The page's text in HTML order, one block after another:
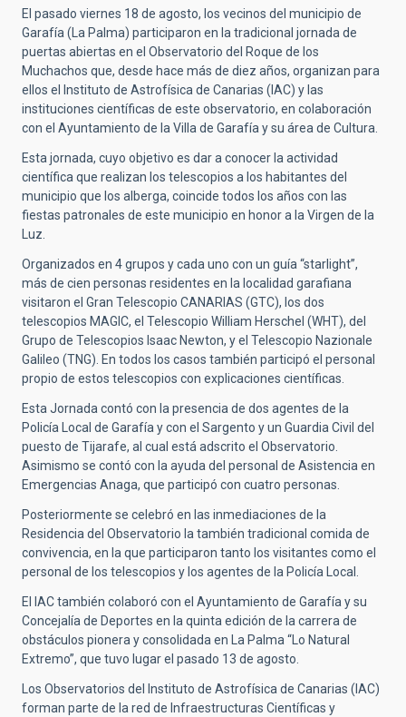
El pasado viernes 18 de agosto, los vecinos del municipio de
Garafía (La Palma) participaron en la tradicional jornada de
puertas abiertas en el Observatorio del Roque de los
Muchachos que, desde hace más de diez años, organizan para
ellos el Instituto de Astrofísica de Canarias (IAC) y las
instituciones científicas de este observatorio, en colaboración
con el Ayuntamiento de la Villa de Garafía y su área de Cultura.
Esta jornada, cuyo objetivo es dar a conocer la actividad
científica que realizan los telescopios a los habitantes del
municipio que los alberga, coincide todos los años con las
fiestas patronales de este municipio en honor a la Virgen de la
Luz.
Organizados en 4 grupos y cada uno con un guía “starlight”,
más de cien personas residentes en la localidad garafiana
visitaron el Gran Telescopio CANARIAS (GTC), los dos
telescopios MAGIC, el Telescopio William Herschel (WHT), del
Grupo de Telescopios Isaac Newton, y el Telescopio Nazionale
Galileo (TNG). En todos los casos también participó el personal
propio de estos telescopios con explicaciones científicas.
Esta Jornada contó con la presencia de dos agentes de la
Policía Local de Garafía y con el Sargento y un Guardia Civil del
puesto de Tijarafe, al cual está adscrito el Observatorio.
Asimismo se contó con la ayuda del personal de Asistencia en
Emergencias Anaga, que participó con cuatro personas.
Posteriormente se celebró en las inmediaciones de la
Residencia del Observatorio la también tradicional comida de
convivencia, en la que participaron tanto los visitantes como el
personal de los telescopios y los agentes de la Policía Local.
El IAC también colaboró con el Ayuntamiento de Garafía y su
Concejalía de Deportes en la quinta edición de la carrera de
obstáculos pionera y consolidada en La Palma “Lo Natural
Extremo”, que tuvo lugar el pasado 13 de agosto.
Los Observatorios del Instituto de Astrofísica de Canarias (IAC)
forman parte de la red de Infraestructuras Científicas y